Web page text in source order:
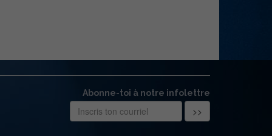
Abonne-toi à notre infolettre